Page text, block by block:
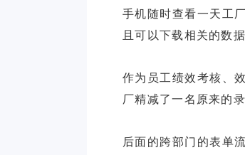
手机随时查看一天工
且可以下载相关的数据
作为员工绩效考核、
厂精减了一名原来的
后面的跨部门的表单